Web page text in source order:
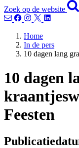
Zoek op de website
Home
In de pers
10 dagen lang
10 dagen
Feesten